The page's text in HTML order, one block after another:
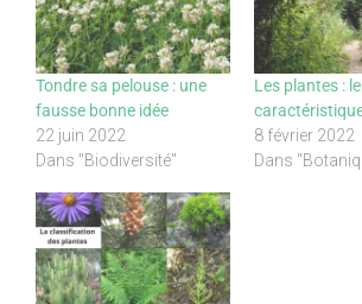
Tondre sa pelouse : une
fausse bonne idée
22 juin 2022
Dans "Biodiversité"
Les plantes :
8 février 2022
Dans